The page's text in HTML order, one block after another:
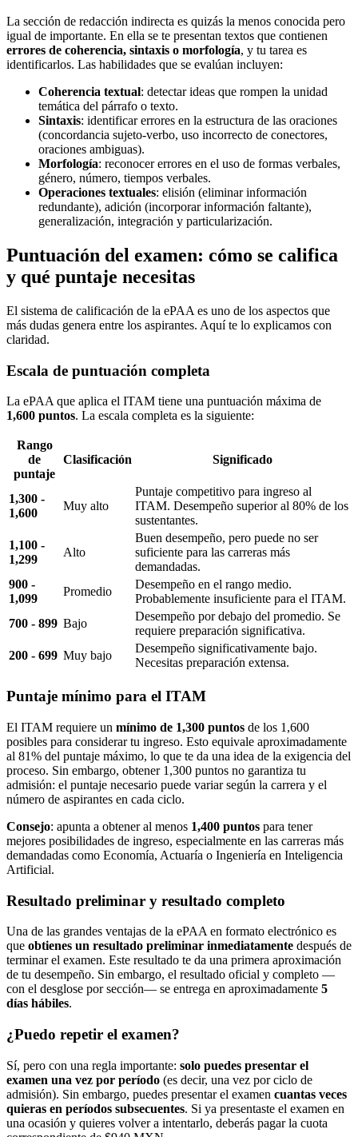
La sección de redacción indirecta es quizás la menos conocida pero
igual de importante. En ella se te presentan textos que contienen
errores de coherencia, sintaxis o morfología, y tu tarea es
identificarlos. Las habilidades que se evalúan incluyen:
Coherencia textual: detectar ideas que rompen la unidad
temática del párrafo o texto.
Sintaxis: identificar errores en la estructura de las oraciones
(concordancia sujeto-verbo, uso incorrecto de conectores,
oraciones ambiguas).
Morfología: reconocer errores en el uso de formas verbales,
género, número, tiempos verbales.
Operaciones textuales: elisión (eliminar información
redundante), adición (incorporar información faltante),
generalización, integración y particularización.
Puntuación del examen: cómo se califica
y qué puntaje necesitas
El sistema de calificación de la ePAA es uno de los aspectos que
más dudas genera entre los aspirantes. Aquí te lo explicamos con
claridad.
Escala de puntuación completa
La ePAA que aplica el ITAM tiene una puntuación máxima de
1,600 puntos. La escala completa es la siguiente:
Rango
de
puntaje
Clasificación Significado
1,300 -
1,600
Muy alto
Puntaje competitivo para ingreso al
ITAM. Desempeño superior al 80% de los
sustentantes.
1,100 -
1,299
Alto
Buen desempeño, pero puede no ser
suficiente para las carreras más
demandadas.
900 -
1,099
Promedio
Desempeño en el rango medio.
Probablemente insuficiente para el ITAM.
700 - 899 Bajo
Desempeño por debajo del promedio. Se
requiere preparación significativa.
200 - 699 Muy bajo
Desempeño significativamente bajo.
Necesitas preparación extensa.
Puntaje mínimo para el ITAM
El ITAM requiere un mínimo de 1,300 puntos de los 1,600
posibles para considerar tu ingreso. Esto equivale aproximadamente
al 81% del puntaje máximo, lo que te da una idea de la exigencia del
proceso. Sin embargo, obtener 1,300 puntos no garantiza tu
admisión: el puntaje necesario puede variar según la carrera y el
número de aspirantes en cada ciclo.
Consejo: apunta a obtener al menos 1,400 puntos para tener
mejores posibilidades de ingreso, especialmente en las carreras más
demandadas como Economía, Actuaría o Ingeniería en Inteligencia
Artificial.
Resultado preliminar y resultado completo
Una de las grandes ventajas de la ePAA en formato electrónico es
que obtienes un resultado preliminar inmediatamente después de
terminar el examen. Este resultado te da una primera aproximación
de tu desempeño. Sin embargo, el resultado oficial y completo —
con el desglose por sección— se entrega en aproximadamente 5
días hábiles.
¿Puedo repetir el examen?
Sí, pero con una regla importante: solo puedes presentar el
examen una vez por período (es decir, una vez por ciclo de
admisión). Sin embargo, puedes presentar el examen cuantas veces
quieras en períodos subsecuentes. Si ya presentaste el examen en
una ocasión y quieres volver a intentarlo, deberás pagar la cuota